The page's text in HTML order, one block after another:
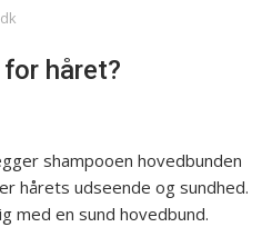
håret?
shampooen hovedbunden
hårets udseende og sundhed.
med en sund hovedbund.